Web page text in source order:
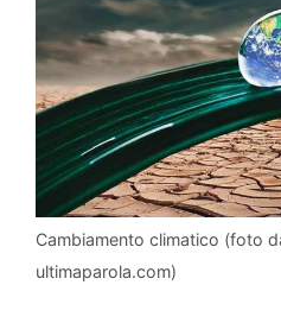
Cambiamento climatico (foto
ultimaparola.com)